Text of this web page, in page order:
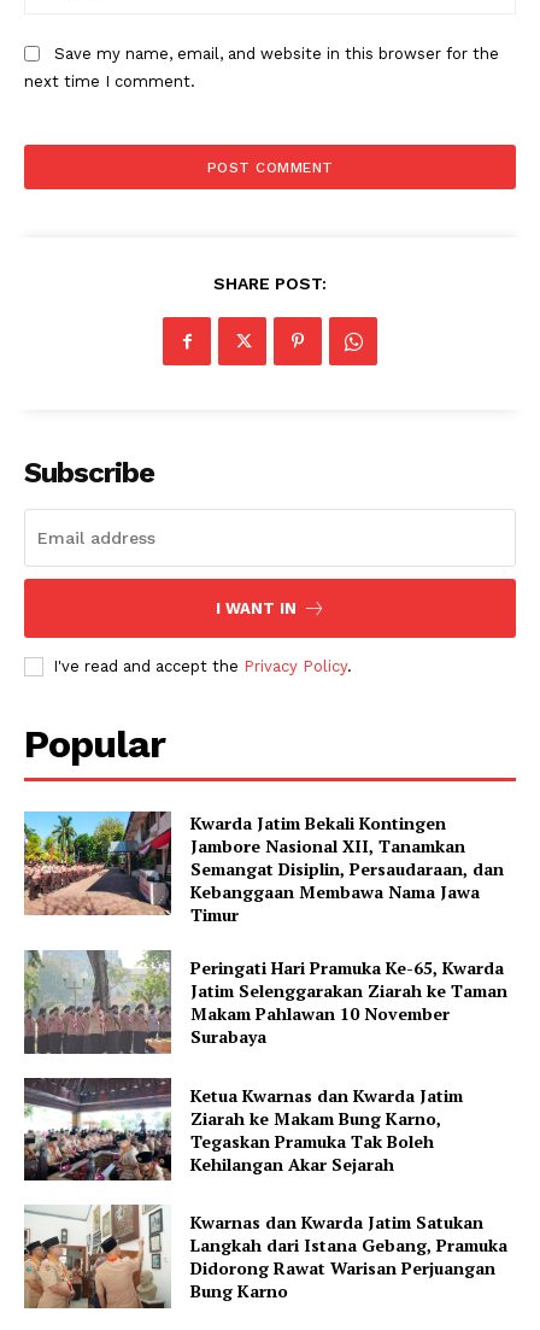
Save my name, email, and website in this browser for the
next time I comment.
SHARE POST:
Subscribe
I WANT IN
I've read and accept the Privacy Policy.
Popular
Kwarda Jatim Bekali Kontingen
Jambore Nasional XII, Tanamkan
Semangat Disiplin, Persaudaraan, dan
Kebanggaan Membawa Nama Jawa
Timur
Peringati Hari Pramuka Ke-65, Kwarda
Jatim Selenggarakan Ziarah ke Taman
Makam Pahlawan 10 November
Surabaya
Ketua Kwarnas dan Kwarda Jatim
Ziarah ke Makam Bung Karno,
Tegaskan Pramuka Tak Boleh
Kehilangan Akar Sejarah
Kwarnas dan Kwarda Jatim Satukan
Langkah dari Istana Gebang, Pramuka
Didorong Rawat Warisan Perjuangan
Bung Karno